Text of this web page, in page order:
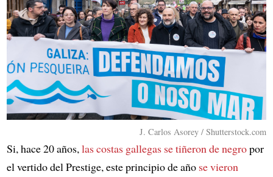
J. Carlos Asorey / Shutterstock.com
Si, hace 20 años,las costas gallegas se tiñeron de negropor
el vertido del Prestige, este principio de año se vieron